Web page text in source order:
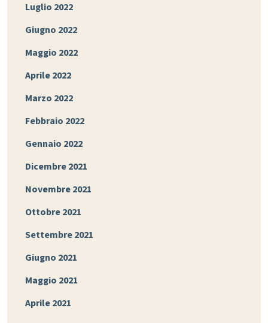
Luglio 2022
Giugno 2022
Maggio 2022
Aprile 2022
Marzo 2022
Febbraio 2022
Gennaio 2022
Dicembre 2021
Novembre 2021
Ottobre 2021
Settembre 2021
Giugno 2021
Maggio 2021
Aprile 2021